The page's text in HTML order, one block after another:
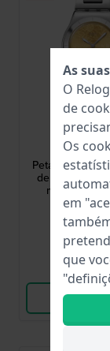
Petal swirl 33
de quartzo
mostrador
● Em
Ver
As
O
de
Os
em
que